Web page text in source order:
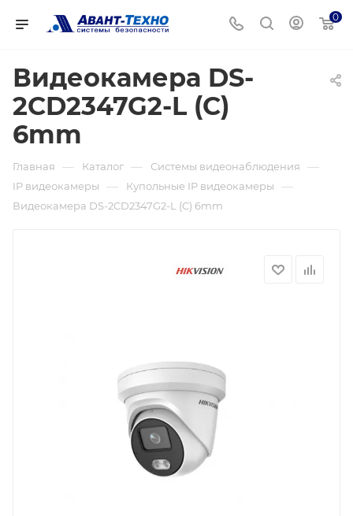
0
Видеокамера DS-
2CD2347G2-L (C)
6mm
Главная — Каталог — Системы видеонаблюдения —
IP видеокамеры — Купольные IP видеокамеры —
Видеокамера DS-2CD2347G2-L (C) 6mm